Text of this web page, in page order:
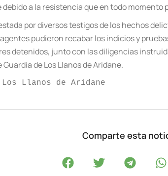
a la resistencia que en todo momento
por diversos testigos de los hechos
pudieron recabar los indicios y
detenidos, junto con las diligencias
de Los Llanos de Aridane.
Llanos de Aridane
Comparte esta